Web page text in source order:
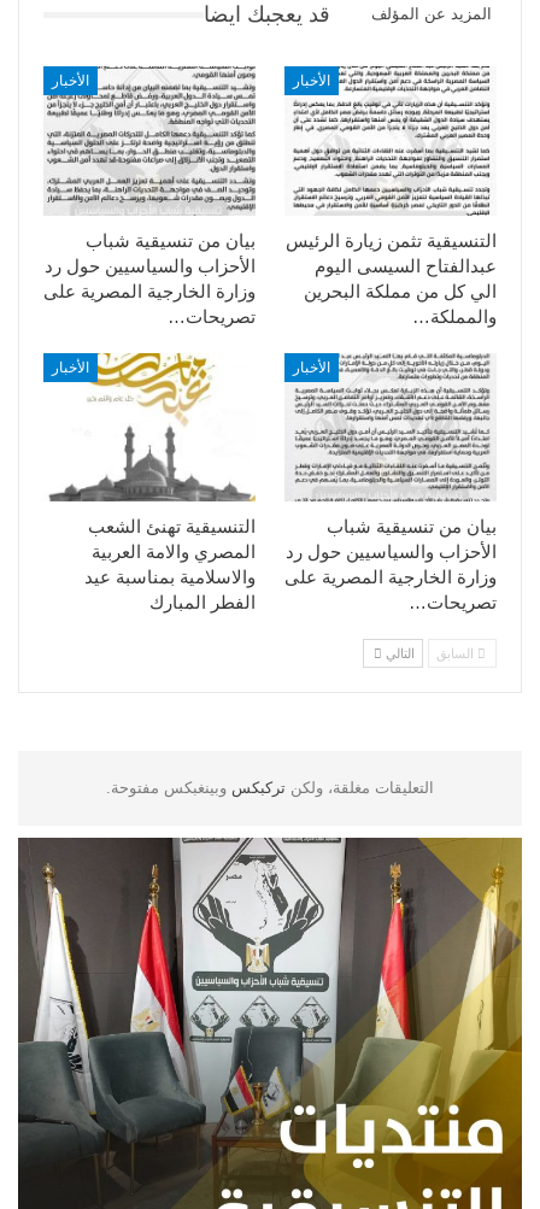
قد يعجبك ايضا المزيد عن المؤلف
الأخبار
بيان من تنسيقية شباب
الأحزاب والسياسيين حول رد
وزارة الخارجية المصرية على
تصريحات…
الأخبار
التنسيقية تثمن زيارة الرئيس
عبدالفتاح السيسى اليوم
الي كل من مملكة البحرين
والمملكة…
الأخبار
التنسيقية تهنئ الشعب
المصري والامة العربية
والاسلامية بمناسبة عيد
الفطر المبارك
الأخبار
بيان من تنسيقية شباب
الأحزاب والسياسيين حول رد
وزارة الخارجية المصرية على
تصريحات…
السابق التالي
التعليقات مغلقة، ولكن تركبكس وبينغبكس مفتوحة.